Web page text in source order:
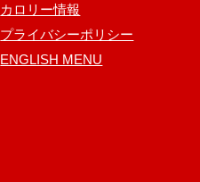
カロリー情報
プライバシーポリシー
ENGLISH MENU